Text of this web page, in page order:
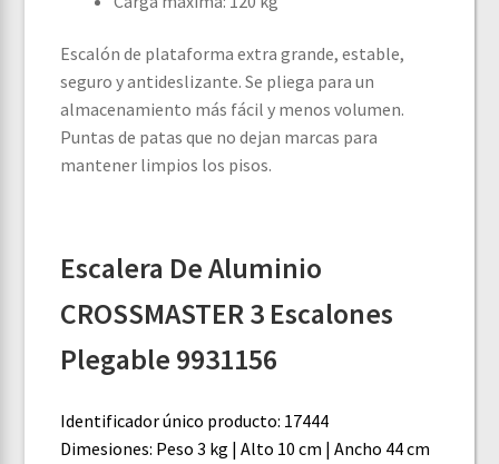
Escalón de plataforma extra grande, estable,
seguro y antideslizante. Se pliega para un
almacenamiento más fácil y menos volumen.
Puntas de patas que no dejan marcas para
mantener limpios los pisos.
Escalera De Aluminio
CROSSMASTER 3 Escalones
Plegable 9931156
Identificador único producto: 17444
Dimesiones: Peso 3 kg | Alto 10 cm | Ancho 44 cm